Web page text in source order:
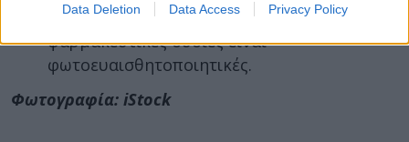
Data Deletion Data Access Privacy Policy
έκθεση στον ήλιο. Και αυτό διότι ορισμένες
φαρμακευτικές ουσίες είναι
φωτοευαισθητοποιητικές.
Φωτογραφία: iStock